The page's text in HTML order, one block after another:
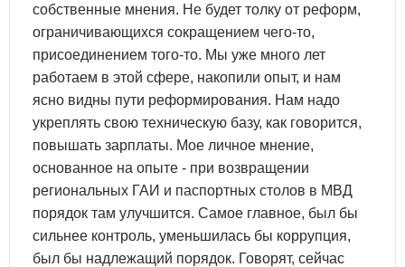
собственные мнения. Не будет толку от реформ,
ограничивающихся сокращением чего-то,
присоединением того-то. Мы уже много лет
работаем в этой сфере, накопили опыт, и нам
ясно видны пути реформирования. Нам надо
укреплять свою техническую базу, как говорится,
повышать зарплаты. Мое личное мнение,
основанное на опыте - при возвращении
региональных ГАИ и паспортных столов в МВД
порядок там улучшится. Самое главное, был бы
сильнее контроль, уменьшилась бы коррупция,
был бы надлежащий порядок. Говорят, сейчас